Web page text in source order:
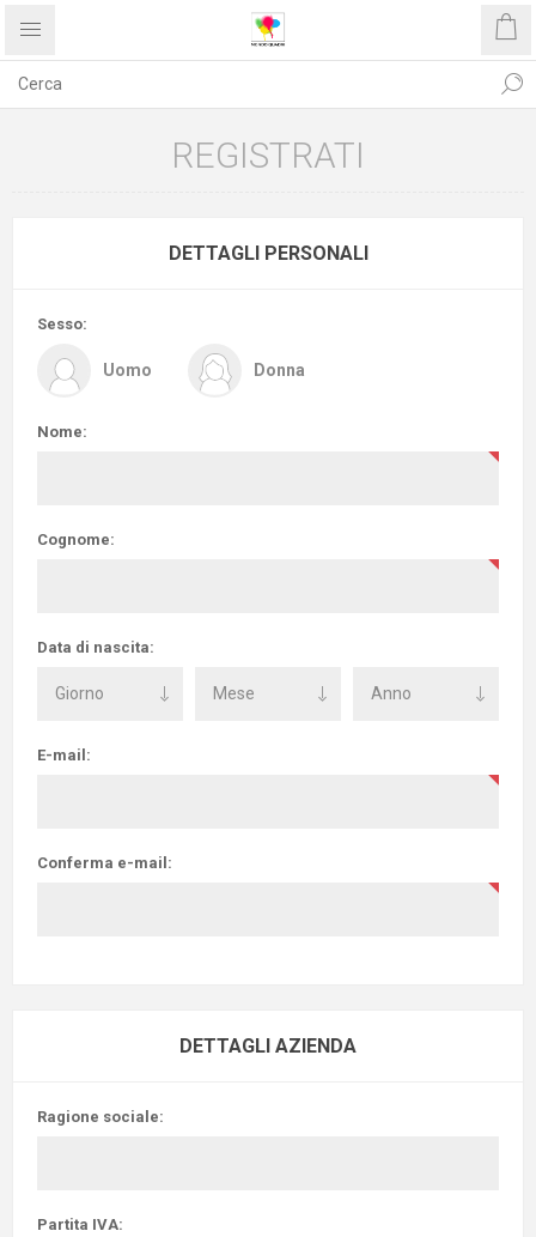
REGISTRATI
DETTAGLI PERSONALI
Sesso:
Uomo Donna
Nome:
Cognome:
Data di nascita:
E-mail:
Conferma e-mail:
DETTAGLI AZIENDA
Ragione sociale:
Partita IVA: